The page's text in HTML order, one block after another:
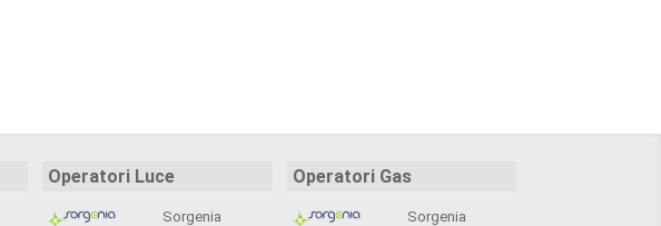
Operatori Luce
Sorgenia
Operatori Gas
Sorgenia